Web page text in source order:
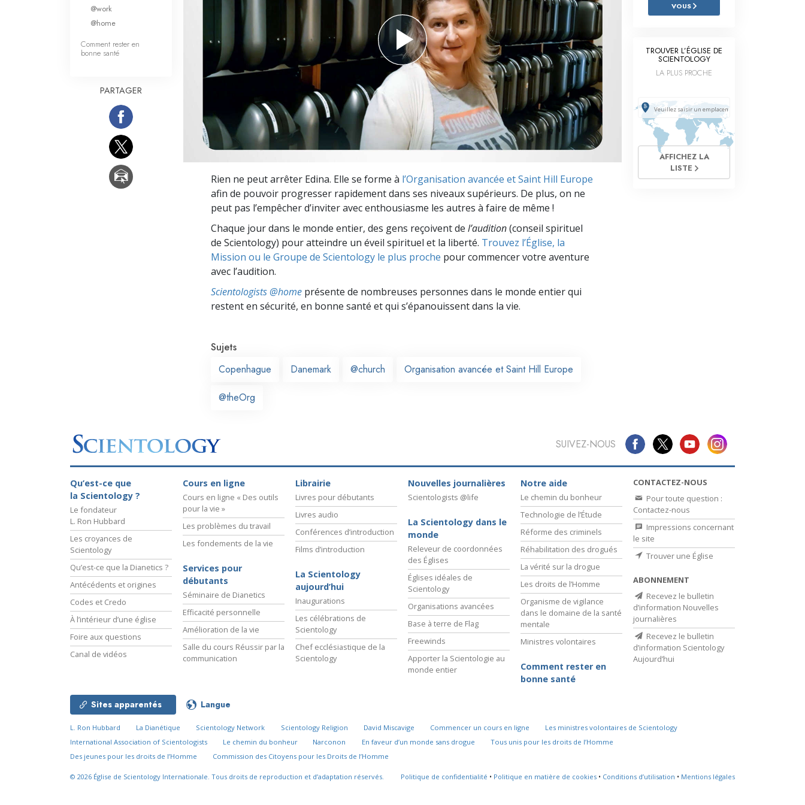
L’échelle des tons émotionnels
Réponses aux drogues
Les enfants
Des outils pour le monde du travail
L’éthique et les conditions
La raison de l’oppression
Les investigations
Les fondements de l’organisation
Rien ne peut arrêter Edina. Elle se forme à l’Organisation avancée et Saint Hill Europe
afin de pouvoir progresser rapidement dans ses niveaux supérieurs. De plus, on ne
peut pas l’empêcher d’inviter avec enthousiasme les autres à faire de même !
Chaque jour dans le monde entier, des gens reçoivent de l’audition(conseil spirituel
de Scientology) pour atteindre un éveil spirituel et la liberté. Trouvez l’Église, la
Mission ou le Groupe de Scientology le plus proche pour commencer votre aventure
avec l’audition.
Scientologists @home présente de nombreuses personnes dans le monde entier qui
restent en sécurité, en bonne santé et qui s’épanouissent dans la vie.
Sujets
Copenhague
Danemark @church Organisation avancée et Saint Hill Europe
@theOrg
@work
@home
Comment rester en
bonne santé
PARTAGER
VOUS
TROUVER L’ÉGLISE DE
SCIENTOLOGY
LA PLUS PROCHE
AFFICHEZ LA
LISTE
SUIVEZ-NOUS
Qu’est-ce que
la Scientology ?
Le fondateur
L. Ron Hubbard
Les croyances de
Scientology
Qu’est-ce que la Dianetics ?
Antécédents et origines
Codes et Credo
À l’intérieur d’une église
Foire aux questions
Canal de vidéos
Cours en ligne
Cours en ligne « Des outils
pour la vie »
Les problèmes du travail
Les fondements de la vie
Services pour
débutants
Séminaire de Dianetics
Efficacité personnelle
Amélioration de la vie
Salle du cours Réussir par la
communication
Librairie
Livres pour débutants
Livres audio
Conférences d’introduction
Films d’introduction
La Scientology
aujourd’hui
Inaugurations
Les célébrations de
Scientology
Chef ecclésiastique de la
Scientology
Nouvelles journalières
Scientologists @life
La Scientology dans le
monde
Releveur de coordonnées
des Églises
Églises idéales de
Scientology
Organisations avancées
Base à terre de Flag
Freewinds
Apporter la Scientologie au
monde entier
Notre aide
Le chemin du bonheur
Technologie de l’Étude
Réforme des criminels
Réhabilitation des drogués
La vérité sur la drogue
Les droits de l’Homme
Organisme de vigilance
dans le domaine de la santé
mentale
Ministres volontaires
Comment rester en
bonne santé
CONTACTEZ-NOUS
Pour toute question :
Contactez-nous
Impressions concernant
le site
Trouver une Église
ABONNEMENT
Recevez le bulletin
d’information Nouvelles
journalières
Recevez le bulletin
d’information Scientology
Aujourd’hui
Sites apparentés Langue
L. Ron Hubbard La Dianétique Scientology Network Scientology Religion David Miscavige Commencer un cours en ligne
Les ministres volontaires de Scientology
International Association of Scientologists
Le chemin du bonheur Narconon En faveur d’un monde sans drogue
Tous unis pour les droits de l’Homme
Des jeunes pour les droits de l’Homme
Commission des Citoyens pour les Droits de l’Homme
© 2026 Église de Scientology Internationale. Tous droits de reproduction et d’adaptation réservés. Politique de confidentialité • Politique en matière de cookies • Conditions d’utilisation • Mentions légales